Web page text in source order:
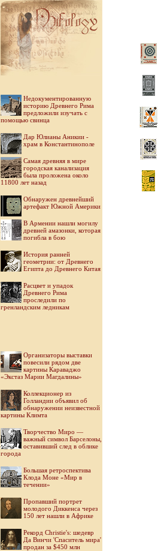
Недокументированную
историю Древнего Рима
предложили изучать с
помощью свинца
Дар Юлианы Аникии -
храм в Константинополе
Самая древняя в мире
городская канализация
была проложена около
11800 лет назад
Обнаружен древнейший
артефакт Южной Америки
В Армении нашли могилу
древней амазонки, которая
погибла в бою
История ранней
геометрии: от Древнего
Египта до Древнего Китая
Расцвет и упадок
Древнего Рима
проследили по
гренландским ледникам
Организаторы выставки
повесили рядом две
картины Караваджо
«Экстаз Марии Магдалины»
Коллекционер из
Голландии объявил об
обнаружении неизвестной
картины Климта
Творчество Миро —
важный символ Барселоны,
оставивший след в облике
города
Большая ретроспектива
Клода Моне «Мир в
течении»
Пропавший портрет
молодого Диккенса через
150 лет нашли в Африке
Рекорд Christie's: шедевр
Да Винчи 'Спаситель мира'
продан за $450 млн